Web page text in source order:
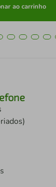
ao carrinho